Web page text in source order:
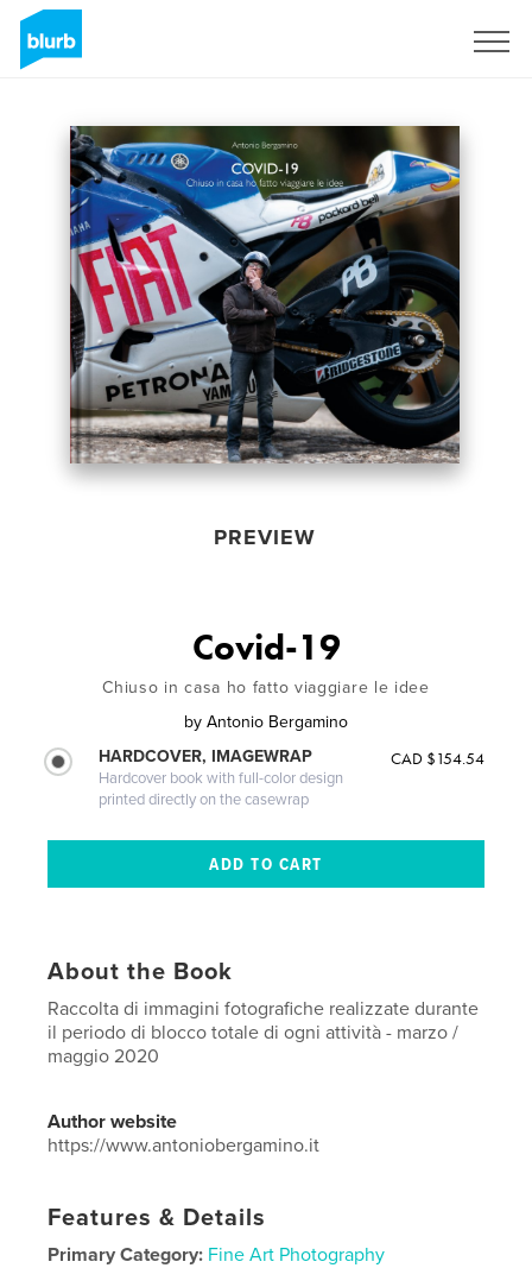
PREVIEW
Covid-19
Chiuso in casa ho fatto viaggiare le idee
by Antonio Bergamino
HARDCOVER, IMAGEWRAP
Hardcover book with full-color design
printed directly on the casewrap
CAD $154.54
About the Book
Raccolta di immagini fotografiche realizzate durante
il periodo di blocco totale di ogni attività - marzo /
maggio 2020
Author website
https://www.antoniobergamino.it
Features & Details
Primary Category: Fine Art Photography